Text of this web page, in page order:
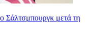
Σάλτσμπουργκ μετά τη